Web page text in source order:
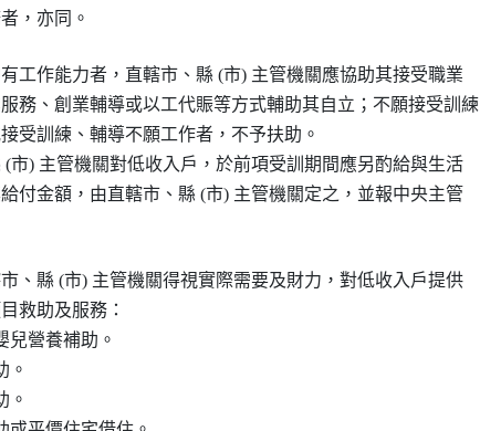
，亦同。
工作能力者，直轄市、縣 (市) 主管機關應協助其接受職業
務、創業輔導或以工代賑等方式輔助其自立；不願接受訓練
受訓練、輔導不願工作者，不予扶助。
(市) 主管機關對低收入戶，於前項受訓期間應另酌給與生活
付金額，由直轄市、縣 (市) 主管機關定之，並報中央主管
、縣 (市) 主管機關得視實際需要及財力，對低收入戶提供
救助及服務：
兒營養補助。
。
。